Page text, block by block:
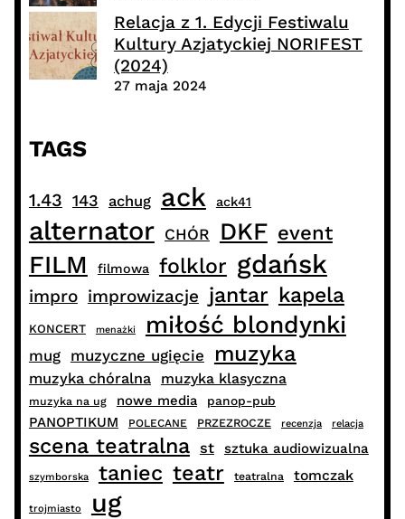
Relacja z 1. Edycji Festiwalu
Kultury Azjatyckiej NORIFEST
(2024)
27 maja 2024
TAGS
1.43 143 achug ack ack41
alternator CHÓR DKF event
FILM filmowa folklor gdańsk
impro improwizacje jantar kapela
KONCERT menażki miłość blondynki
mug muzyczne ugięcie muzyka
muzyka chóralna muzyka klasyczna
muzyka na ug nowe media panop-pub
PANOPTIKUM POLECANE PRZEZROCZE recenzja relacja
scena teatralna st sztuka audiowizualna
szymborska taniec teatr teatralna tomczak
trojmiasto
ug